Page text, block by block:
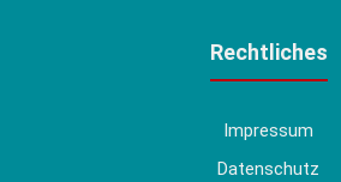
Rechtliches
Impressum
Datenschutz